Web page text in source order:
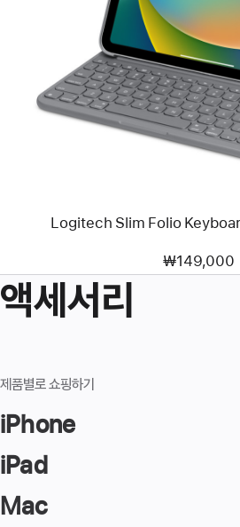
이전
이미지
-
Logitech
Slim
Folio
Keyboard
(iPad
A16
모델)
Logitech Slim Folio
₩149,000
액세서리
제품별로 쇼핑하기
iPhone
iPad
Mac